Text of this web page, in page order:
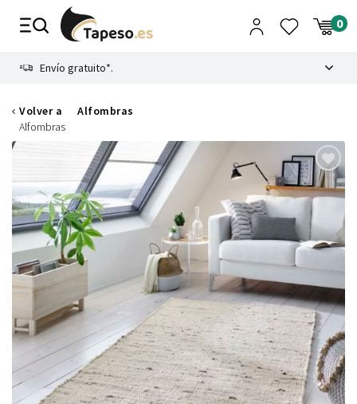
Envío gratuito*.
Volver a
Alfombras
Alfombras